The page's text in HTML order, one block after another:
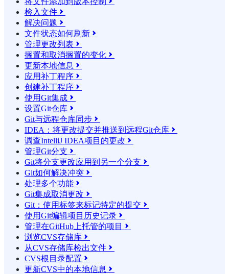
检入文件 
解决问题 
文件状态如何刷新 
管理更改列表 
搁置和取消搁置的变化 
更新本地信息 
应用补丁程序 
创建补丁程序 
使用Git集成 
设置Git仓库 
Git与远程仓库同步 
IDEA：将更改提交并推送到远程Git仓库 
调查IntelliJ IDEA项目的更改 
管理Git分支 
Git将分支更改应用到另一个分支 
Git如何解决冲突 
处理多个功能 
Git集成取消更改 
Git：使用标签来标记特定的提交 
使用Git编辑项目历史记录 
管理在GitHub上托管的项目 
浏览CVS存储库 
从CVS存储库检出文件 
CVS根目录配置 
更新CVS中的本地信息 